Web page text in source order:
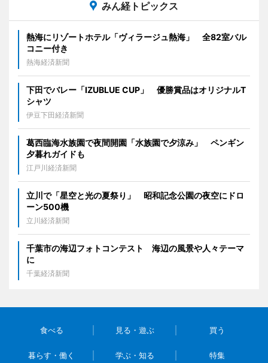
みん経トピックス
熱海にリゾートホテル「ヴィラージュ熱海」 全82室バル
コニー付き
熱海経済新聞
下田でバレー「IZUBLUE CUP」 優勝賞品はオリジナルT
シャツ
伊豆下田経済新聞
葛西臨海水族園で夜間開園「水族園で夕涼み」 ペンギン
夕暮れガイドも
江戸川経済新聞
立川で「星空と光の夏祭り」 昭和記念公園の夜空にドロ
ーン500機
立川経済新聞
千葉市の海辺フォトコンテスト 海辺の風景や人々テーマ
に
千葉経済新聞
食べる 見る・遊ぶ 買う
暮らす・働く 学ぶ・知る 特集